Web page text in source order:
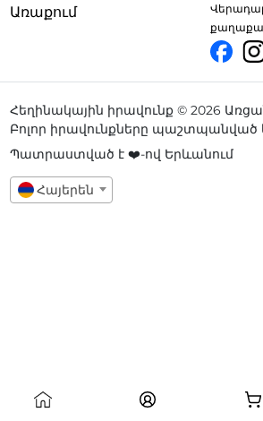
Առաքում
Հեղինակային իրավունք © 2026
Բոլոր իրավունքները պաշտպանված
Պատրաստված է ❤️-ով Երևանում
Հայերեն